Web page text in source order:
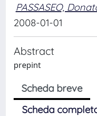
PASSASEO,
2008-01-01
Abstract
prepint
Scheda breve
Scheda